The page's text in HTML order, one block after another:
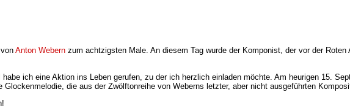
Anton Webern zum achtzigsten Male. An diesem Tag wurde der Komponist, der vor der
ich eine Aktion ins Leben gerufen, zu der ich herzlich einladen möchte. Am heurigen 15.
die aus der Zwölftonreihe von Weberns letzter, aber nicht ausgeführten